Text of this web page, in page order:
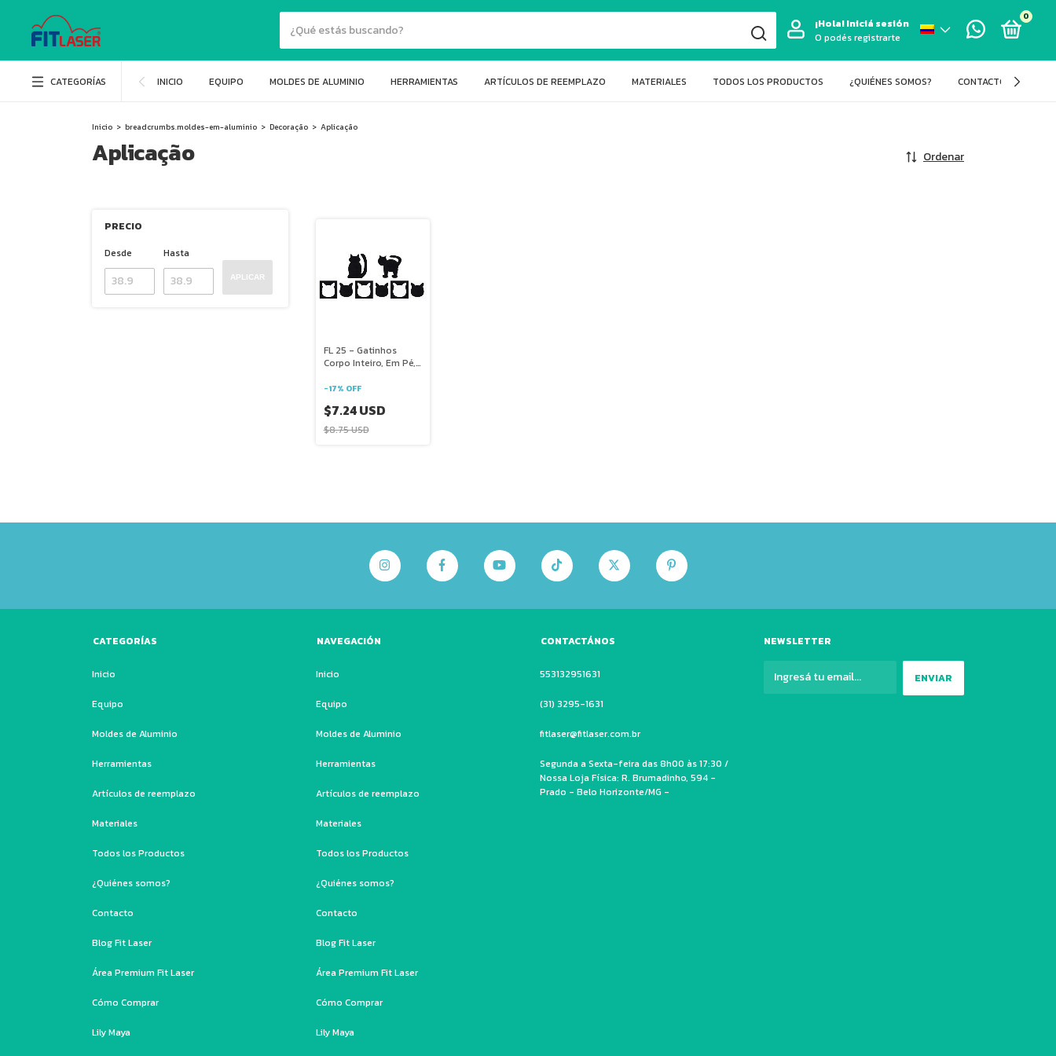
¡Hola!Iniciá sesión
O podés registrarte
0
CATEGORÍAS INICIO EQUIPO MOLDES DE ALUMINIO HERRAMIENTAS ARTÍCULOS DE REEMPLAZO MATERIALES TODOS LOS PRODUCTOS ¿QUIÉNES SOMOS? CONTACTO
Inicio > breadcrumbs.moldes-em-aluminio > Decoração > Aplicação
Aplicação Ordenar
PRECIO
Desde
Hasta
APLICAR
FL 25 - Gatinhos
Corpo Inteiro, Em Pé,
-17% OFF
$7.24 USD
$8.75 USD
CATEGORÍAS
Inicio
Equipo
Moldes de Aluminio
Herramientas
Artículos de reemplazo
Materiales
Todos los Productos
¿Quiénes somos?
Contacto
Blog Fit Laser
Área Premium Fit Laser
Cómo Comprar
Lily Maya
NAVEGACIÓN
Inicio
Equipo
Moldes de Aluminio
Herramientas
Artículos de reemplazo
Materiales
Todos los Productos
¿Quiénes somos?
Contacto
Blog Fit Laser
Área Premium Fit Laser
Cómo Comprar
Lily Maya
CONTACTÁNOS
553132951631
(31) 3295-1631
fitlaser@fitlaser.com.br
Segunda a Sexta-feira das 8h00 às 17:30 /
Nossa Loja Física: R. Brumadinho, 594 -
Prado - Belo Horizonte/MG -
NEWSLETTER